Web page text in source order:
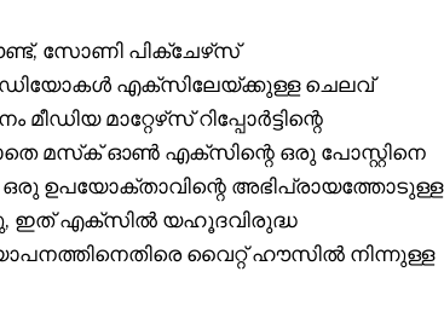
സോണി പിക്‌ചേഴ്‌സ്
എക്‌സിലേയ്‌ക്കുള്ള ചെലവ്
മാറ്റേഴ്‌സ് റിപ്പോർട്ടിന്റെ
മസ്‌ക് ഓൺ എക്‌സിന്റെ ഒരു പോസ്റ്റിനെ
ഉപയോക്താവിന്റെ അഭിപ്രായത്തോടുള്ള
ഇത് എക്‌സിൽ യഹൂദവിരുദ്ധ
വ്യാപനത്തിനെതിരെ വൈറ്റ് ഹൗസിൽ നിന്നുള്ള